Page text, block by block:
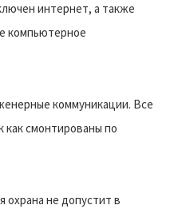
интернет, а также
компьютерное
коммуникации. Все
как смонтированы по
охрана не допустит в